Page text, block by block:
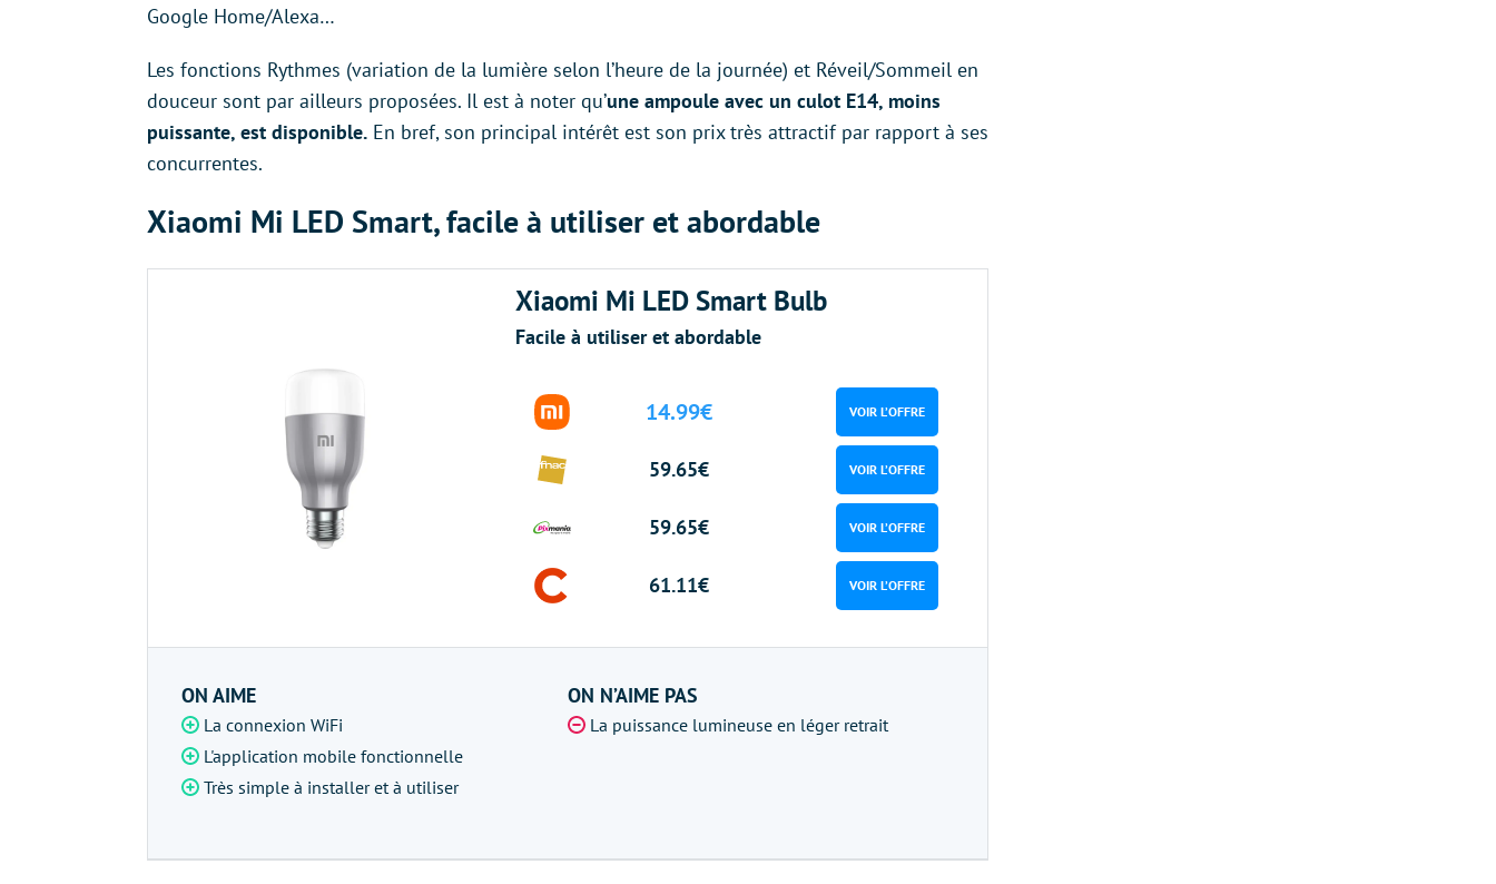
Google Home/Alexa…
Les fonctions Rythmes (variation de la lumière selon l’heure de la journée) et Réveil/Sommeil en
douceur sont par ailleurs proposées. Il est à noter qu’une ampoule avec un culot E14, moins
puissante, est disponible. En bref, son principal intérêt est son prix très attractif par rapport à ses
concurrentes.
Xiaomi Mi LED Smart, facile à utiliser et abordable
Xiaomi Mi LED Smart Bulb
Facile à utiliser et abordable
14.99€ VOIR L’OFFRE
59.65€ VOIR L’OFFRE
59.65€ VOIR L’OFFRE
61.11€ VOIR L’OFFRE
ON AIME
La connexion WiFi
L'application mobile fonctionnelle
Très simple à installer et à utiliser
ON N’AIME PAS
La puissance lumineuse en léger retrait